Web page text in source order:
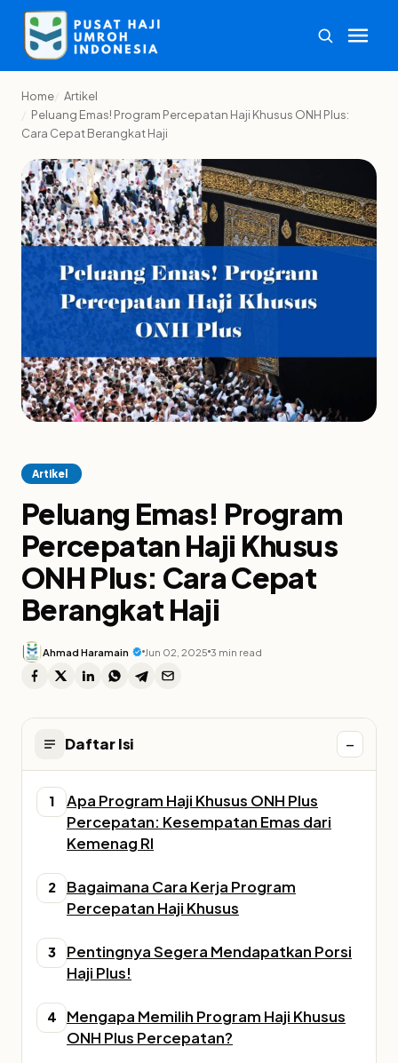
Home
Artikel
Peluang Emas! Program Percepatan Haji Khusus ONH Plus:
Cara Cepat Berangkat Haji
Artikel
Peluang Emas! Program
Percepatan Haji Khusus
ONH Plus: Cara Cepat
Berangkat Haji
Ahmad Haramain Jun 02, 2025 3 min read
Daftar Isi −
1
Apa Program Haji Khusus ONH Plus
Percepatan: Kesempatan Emas dari
Kemenag RI
2
Bagaimana Cara Kerja Program
Percepatan Haji Khusus
3
Pentingnya Segera Mendapatkan Porsi
Haji Plus!
4
Mengapa Memilih Program Haji Khusus
ONH Plus Percepatan?